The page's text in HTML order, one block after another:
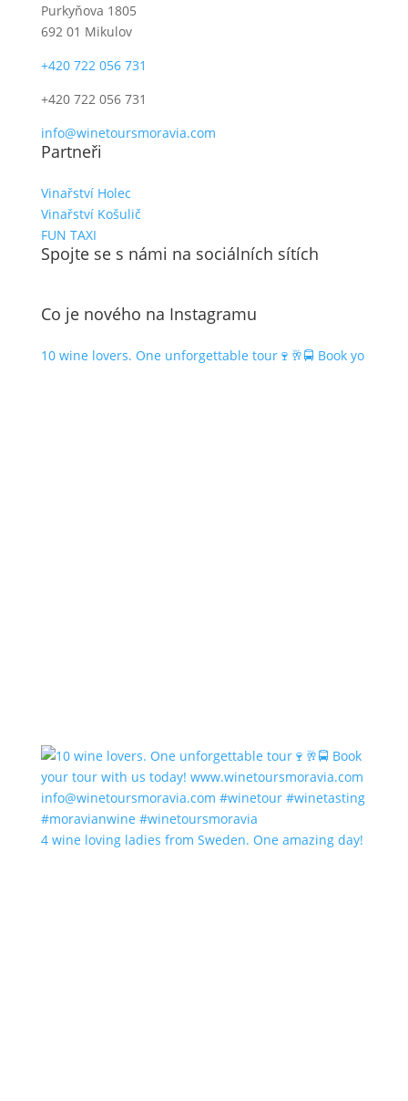
Purkyňova 1805
692 01 Mikulov
+420 722 056 731
+420 722 056 731
info@winetoursmoravia.com
Partneři
Vinařství Holec
Vinařství Košulič
FUN TAXI
Spojte se s námi na sociálních sítích
Co je nového na Instagramu
10 wine lovers. One unforgettable tour🍷🥂🚍 Book yo
4 wine loving ladies from Sweden. One amazing day!